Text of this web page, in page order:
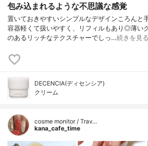
包み込まれるような不思議な感覚
置いておきやすいシンプルなデザインころんと
容器軽くて扱いやすく、リフィルもあり◎薄い
のあるリッチなテクスチャーでしっ…続きを見る
DECENCIA(ディセンシア)
クリーム
cosme monitor / Trav…
kana_cafe_time